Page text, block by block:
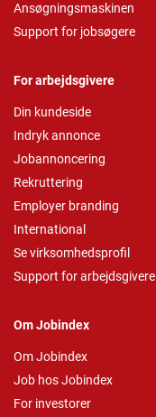
Ansøgningsmaskinen
Support for jobsøgere
For arbejdsgivere
Din kundeside
Indryk annonce
Jobannoncering
Rekruttering
Employer branding
International
Se virksomhedsprofil
Support for arbejdsgivere
Om Jobindex
Om Jobindex
Job hos Jobindex
For investorer